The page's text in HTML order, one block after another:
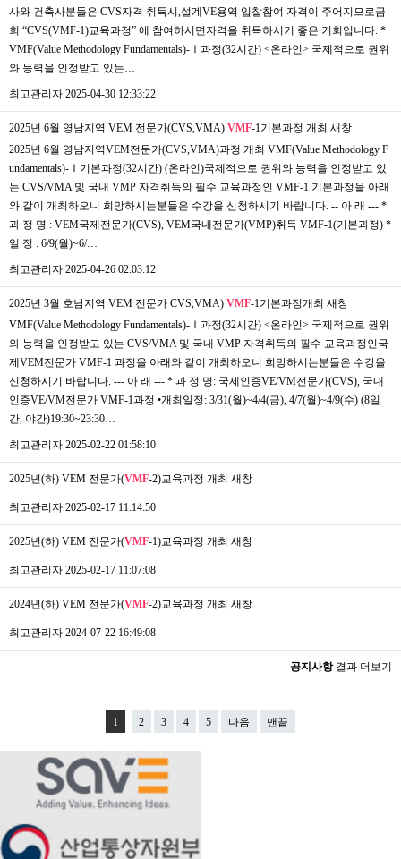
사와 건축사분들은 CVS자격 취득시,설계VE용역 입찰참여 자격이 주어지므로금
회 “CVS(VMF-1)교육과정” 에 참여하시면자격을 취득하시기 좋은 기회입니다. *
VMF(Value Methodology Fundamentals)-Ⅰ과정(32시간) <온라인> 국제적으로 권위
와 능력을 인정받고 있는…
최고관리자 2025-04-30 12:33:22
2025년 6월 영남지역 VEM 전문가(CVS,VMA) VMF-1기본과정 개최 새창
2025년 6월 영남지역VEM전문가(CVS,VMA)과정 개최 VMF(Value Methodology F
undamentals)-Ⅰ기본과정(32시간) (온라인)국제적으로 권위와 능력을 인정받고 있
는 CVS/VMA 및 국내 VMP 자격취득의 필수 교육과정인 VMF-1 기본과정을 아래
와 같이 개최하오니 희망하시는분들은 수강을 신청하시기 바랍니다. -- 아 래 --- *
과 정 명 : VEM국제전문가(CVS), VEM국내전문가(VMP)취득 VMF-1(기본과정) *
일 정 : 6/9(월)~6/…
최고관리자 2025-04-26 02:03:12
2025년 3월 호남지역 VEM 전문가 CVS,VMA) VMF-1기본과정개최 새창
VMF(Value Methodology Fundamentals)-Ⅰ과정(32시간) <온라인> 국제적으로 권위
와 능력을 인정받고 있는 CVS/VMA 및 국내 VMP 자격취득의 필수 교육과정인국
제VEM전문가 VMF-1 과정을 아래와 같이 개최하오니 희망하시는분들은 수강을
신청하시기 바랍니다. --- 아 래 --- * 과 정 명: 국제인증VE/VM전문가(CVS), 국내
인증VE/VM전문가 VMF-1과정 •개최일정: 3/31(월)~4/4(금), 4/7(월)~4/9(수) (8일
간, 야간)19:30~23:30…
최고관리자 2025-02-22 01:58:10
2025년(하) VEM 전문가(VMF-2)교육과정 개최 새창
최고관리자 2025-02-17 11:14:50
2025년(하) VEM 전문가(VMF-1)교육과정 개최 새창
최고관리자 2025-02-17 11:07:08
2024년(하) VEM 전문가(VMF-2)교육과정 개최 새창
최고관리자 2024-07-22 16:49:08
공지사항결과 더보기
1 2 3 4 5 다음 맨끝